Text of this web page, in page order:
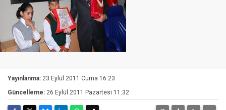
Yayınlanma: 23 Eylül 2011 Cuma 16:23
Güncelleme: 26 Eylül 2011 Pazartesi 11:32